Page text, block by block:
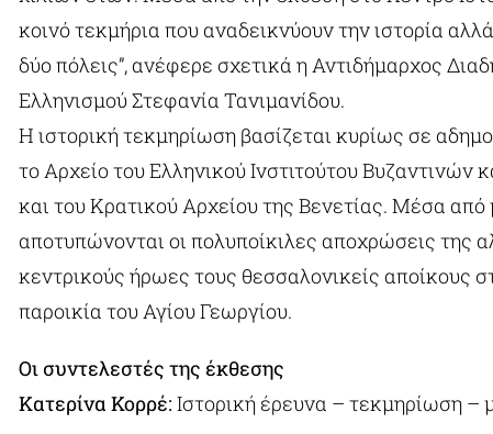
κοινό τεκμήρια που αναδεικνύουν την ιστορία
δύο πόλεις”, ανέφερε σχετικά η Αντιδήμαρχος
Ελληνισμού Στεφανία Τανιμανίδου.
Η ιστορική τεκμηρίωση βασίζεται κυρίως σε
το Αρχείο του Ελληνικού Ινστιτούτου
και του Κρατικού Αρχείου της Βενετίας. Μέσα
αποτυπώνονται οι πολυποίκιλες αποχρώσεις της
κεντρικούς ήρωες τους θεσσαλονικείς αποίκους
παροικία του Αγίου Γεωργίου.
Οι συντελεστές της έκθεσης
Κατερίνα Κορρέ: Ιστορική έρευνα – τεκμηρίωση